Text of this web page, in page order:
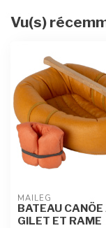
Vu(s)
MAILEG
BATEAU CANÖE
GILET ET RAME